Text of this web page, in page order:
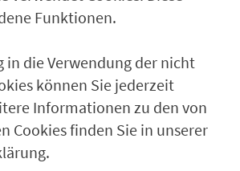
Kreuzung
Schule
Ort
Funktionen.
in die Verwendung der nicht
können Sie jederzeit
Informationen zu den von
Cookies finden Sie in unserer